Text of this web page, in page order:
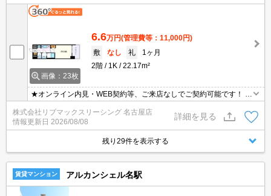
画像：23枚
6.6万円(管理費等：11,000円)
敷
なし 礼
1ヶ月
2階
1K 22.17m²
★オンライン内見・WEB契約等、ご来店なしでご契約可能です！ ★
海外審査相談可能！ ★退去時精算手数料5500円は退去時請求 ★短
期解約違約金：1年未満家賃1ヶ月分
株式会社リブマックスリーシング 名古屋店
情報更新日 2026/08/08
詳細を見る
残り29件を表示する
賃貸マンション アルカンシェル名駅